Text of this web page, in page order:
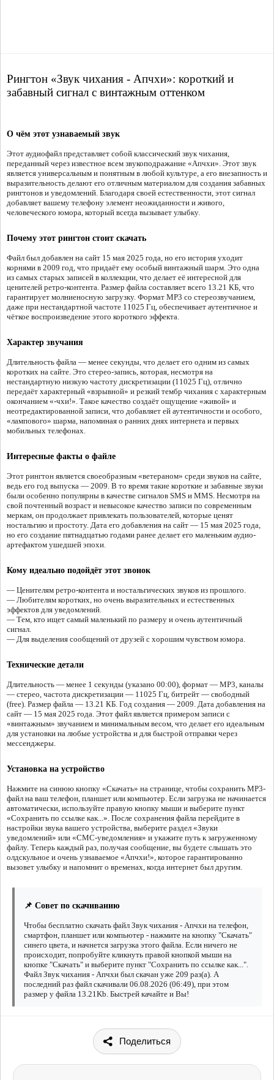
Рингтон «Звук чихания - Апчхи»: короткий и
забавный сигнал с винтажным оттенком
О чём этот узнаваемый звук
Этот аудиофайл представляет собой классический звук чихания,
переданный через известное всем звукоподражание «Апчхи». Этот звук
является универсальным и понятным в любой культуре, а его внезапность и
выразительность делают его отличным материалом для создания забавных
рингтонов и уведомлений. Благодаря своей естественности, этот сигнал
добавляет вашему телефону элемент неожиданности и живого,
человеческого юмора, который всегда вызывает улыбку.
Почему этот рингтон стоит скачать
Файл был добавлен на сайт 15 мая 2025 года, но его история уходит
корнями в 2009 год, что придаёт ему особый винтажный шарм. Это одна
из самых старых записей в коллекции, что делает её интересной для
ценителей ретро-контента. Размер файла составляет всего 13.21 КБ, что
гарантирует молниеносную загрузку. Формат MP3 со стереозвучанием,
даже при нестандартной частоте 11025 Гц, обеспечивает аутентичное и
чёткое воспроизведение этого короткого эффекта.
Характер звучания
Длительность файла — менее секунды, что делает его одним из самых
коротких на сайте. Это стерео-запись, которая, несмотря на
нестандартную низкую частоту дискретизации (11025 Гц), отлично
передаёт характерный «взрывной» и резкий тембр чихания с характерным
окончанием «-чхи!». Такое качество создаёт ощущение «живой» и
неотредактированной записи, что добавляет ей аутентичности и особого,
«лампового» шарма, напоминая о ранних днях интернета и первых
мобильных телефонах.
Интересные факты о файле
Этот рингтон является своеобразным «ветераном» среди звуков на сайте,
ведь его год выпуска — 2009. В то время такие короткие и забавные звуки
были особенно популярны в качестве сигналов SMS и MMS. Несмотря на
свой почтенный возраст и невысокое качество записи по современным
меркам, он продолжает привлекать пользователей, которые ценят
ностальгию и простоту. Дата его добавления на сайт — 15 мая 2025 года,
но его создание пятнадцатью годами ранее делает его маленьким аудио-
артефактом ушедшей эпохи.
Кому идеально подойдёт этот звонок
— Ценителям ретро-контента и ностальгических звуков из прошлого.
— Любителям коротких, но очень выразительных и естественных
эффектов для уведомлений.
— Тем, кто ищет самый маленький по размеру и очень аутентичный
сигнал.
— Для выделения сообщений от друзей с хорошим чувством юмора.
Технические детали
Длительность — менее 1 секунды (указано 00:00), формат — MP3, каналы
— стерео, частота дискретизации — 11025 Гц, битрейт — свободный
(free). Размер файла — 13.21 КБ. Год создания — 2009. Дата добавления на
сайт — 15 мая 2025 года. Этот файл является примером записи с
«винтажным» звучанием и минимальным весом, что делает его идеальным
для установки на любые устройства и для быстрой отправки через
мессенджеры.
Установка на устройство
Нажмите на синюю кнопку «Скачать» на странице, чтобы сохранить MP3-
файл на ваш телефон, планшет или компьютер. Если загрузка не начинается
автоматически, используйте правую кнопку мыши и выберите пункт
«Сохранить по ссылке как...». После сохранения файла перейдите в
настройки звука вашего устройства, выберите раздел «Звуки
уведомлений» или «СМС-уведомления» и укажите путь к загруженному
файлу. Теперь каждый раз, получая сообщение, вы будете слышать это
олдскульное и очень узнаваемое «Апчхи!», которое гарантированно
вызовет улыбку и напомнит о временах, когда интернет был другим.
📌 Совет по скачиванию
Чтобы бесплатно скачать файл Звук чихания - Апчхи на телефон,
смартфон, планшет или компьютер - нажмите на кнопку "Скачать"
синего цвета, и начнется загрузка этого файла. Если ничего не
происходит, попробуйте кликнуть правой кнопкой мыши на
кнопке "Скачать" и выберите пункт "Сохранить по ссылке как...".
Файл Звук чихания - Апчхи был скачан уже 209 раз(а). А
последний раз файл скачивали 06.08.2026 (06:49), при этом
размер у файла 13.21Kb. Быстрей качайте и Вы!
Поделиться